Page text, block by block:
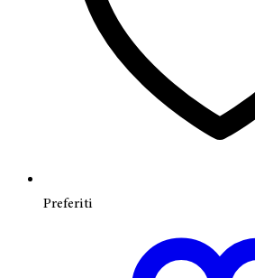
Preferiti